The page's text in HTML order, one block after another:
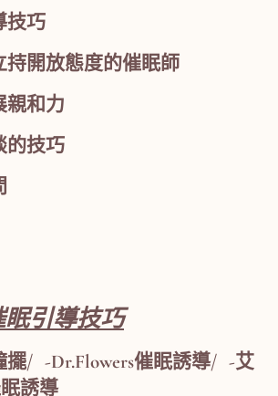
技巧
持開放態度的催眠師
親和力
的技巧
眠引導技巧
擺/ -Dr.Flowers催眠誘導/ -艾
誘導